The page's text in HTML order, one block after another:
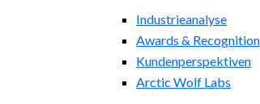
Industrieanalyse
Awards & Recognition
Kundenperspektiven
Arctic Wolf Labs